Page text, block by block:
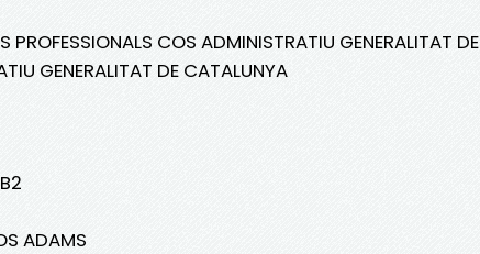
PROFESSIONALS COS ADMINISTRATIU GENERALITAT DE
GENERALITAT DE CATALUNYA
ADAMS